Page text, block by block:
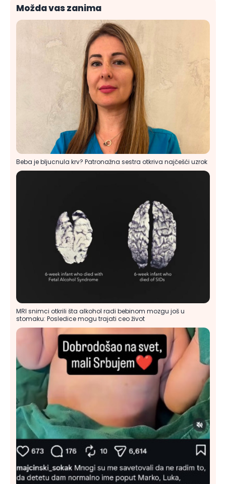
Možda vas zanima
Beba je bljucnula krv? Patronažna sestra otkriva najčešći uzrok
MRI snimci otkrili šta alkohol radi bebinom mozgu još u
stomaku: Posledice mogu trajati ceo život